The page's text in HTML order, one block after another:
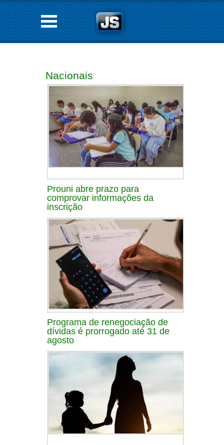
Nacionais
Prouni abre prazo para
comprovar informações da
inscrição
Programa de renegociação de
dívidas é prorrogado até 31 de
agosto